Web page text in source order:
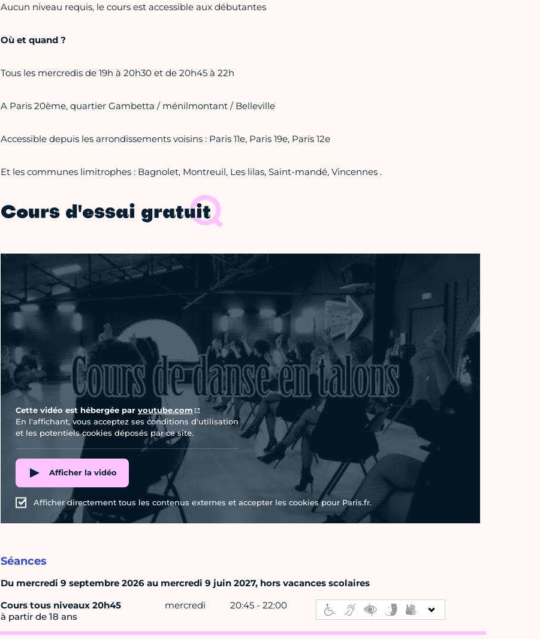
Aucun niveau requis, le cours est accessible aux débutantes
Où et quand ?
Tous les mercredis de 19h à 20h30 et de 20h45 à 22h
A Paris 20ème, quartier Gambetta / ménilmontant / Belleville
Accessible depuis les arrondissements voisins : Paris 11e, Paris 19e, Paris 12e
Et les communes limitrophes : Bagnolet, Montreuil, Les lilas, Saint-mandé, Vincennes .
Cours d'essai gratuit
Cette vidéo est hébergée par youtube.com
En l'affichant, vous acceptez ses conditions d'utilisation
et les potentiels cookies déposés par ce site.
Afficher la vidéo
Afficher directement tous les contenus externes et accepter les cookies pour Paris.fr.
Séances
Du mercredi 9 septembre 2026 au mercredi 9 juin 2027, hors vacances scolaires
Cours tous niveaux 20h45
à partir de 18 ans
mercredi 20:45 - 22:00